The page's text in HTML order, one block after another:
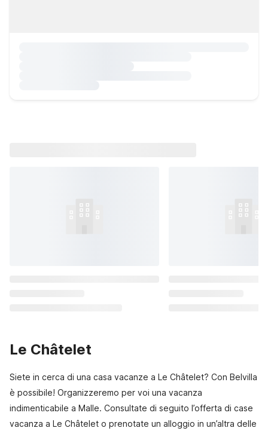
Le Châtelet
Siete in cerca di una casa vacanze a Le Châtelet? Con Belvilla
è possibile! Organizzeremo per voi una vacanza
indimenticabile a Malle. Consultate di seguito l’offerta di case
vacanza a Le Châtelet o prenotate un alloggio in un’altra delle